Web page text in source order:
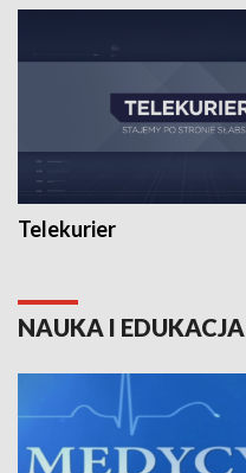
Telekurier
NAUKA I EDUKACJA